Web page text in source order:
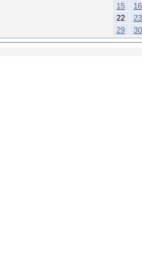
15
16
22
23
29
30